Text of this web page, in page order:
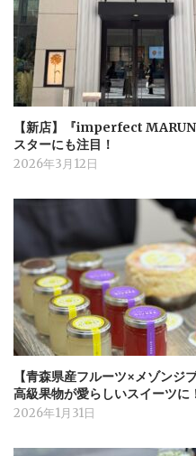
【新店】『imperfect
スターにも注目！
2026年3月12日
【青森県産フルーツ×メゾン
高級果物が愛らしいスイーツに
2026年1月31日